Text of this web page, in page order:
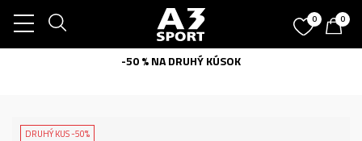
0 0
-50 % NA DRUHÝ KÚSOK
DRUHÝ KUS -50%